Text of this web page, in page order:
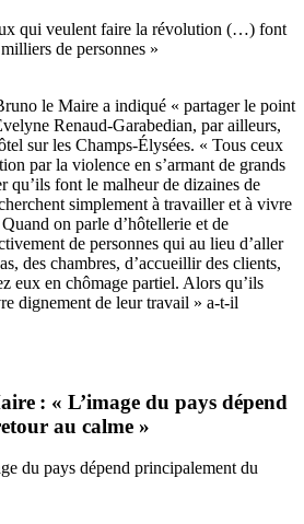
qui veulent faire la révolution (…) font
de personnes »
le Maire a indiqué « partager le point
Renaud-Garabedian, par ailleurs,
sur les Champs-Élysées. « Tous ceux
par la violence en s’armant de grands
qu’ils font le malheur de dizaines de
simplement à travailler et à vivre
on parle d’hôtellerie et de
de personnes qui au lieu d’aller
des chambres, d’accueillir des clients,
eux en chômage partiel. Alors qu’ils
dignement de leur travail » a-t-il
: « L’image du pays dépend
au calme »
du pays dépend principalement du